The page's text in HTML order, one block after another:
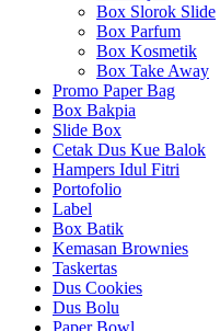
Box Slorok Slide
Box Parfum
Box Kosmetik
Box Take Away
Promo Paper Bag
Box Bakpia
Slide Box
Cetak Dus Kue Balok
Hampers Idul Fitri
Portofolio
Label
Box Batik
Kemasan Brownies
Taskertas
Dus Cookies
Dus Bolu
Paper Bowl